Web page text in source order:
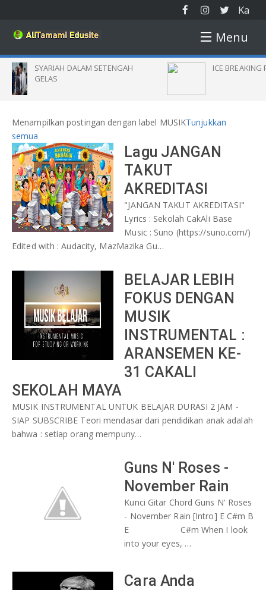
Ka
Menu
HOME
GALERI
FOTO KEGIATAN
KUNJUNGAN DUNIA
AGENDA
DOWNLOAD
PERATURAN
E-BOOK
KARYATULIS
JURNAL
PENGAWAS
PELATIHAN
WEBINAR
ASESOR
KARYA
KONTAK
DALAM SETENGAH ICE BREAKING POWERPOINT
Menampilkan postingan dengan label MUSIKTunjukkan
semua
Lagu JANGAN
TAKUT
AKREDITASI
"JANGAN TAKUT AKREDITASI"
Lyrics : Sekolah CakAli Base
Music : Suno (https://suno.com/)
Edited with : Audacity, MazMazika Gu…
BELAJAR LEBIH
FOKUS DENGAN
MUSIK
INSTRUMENTAL :
ARANSEMEN KE-
31 CAKALI
SEKOLAH MAYA
MUSIK INSTRUMENTAL UNTUK BELAJAR DURASI 2 JAM -
SIAP SUBSCRIBE Teori mendasar dari pendidikan anak adalah
bahwa : setiap orang mempuny…
Guns N' Roses -
November Rain
Kunci Gitar Chord Guns N' Roses
- November Rain [Intro] E C#m B
E C#m When I look
into your eyes, …
Cara Anda